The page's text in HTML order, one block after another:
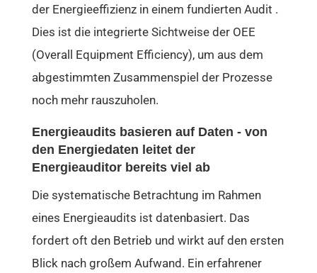
der Energieeffizienz in einem fundierten Audit .
Dies ist die integrierte Sichtweise der OEE
(Overall Equipment Efficiency), um aus dem
abgestimmten Zusammenspiel der Prozesse
noch mehr rauszuholen.
Energieaudits basieren auf Daten - von
den Energiedaten leitet der
Energieauditor bereits viel ab
Die systematische Betrachtung im Rahmen
eines Energieaudits ist datenbasiert. Das
fordert oft den Betrieb und wirkt auf den ersten
Blick nach großem Aufwand. Ein erfahrener